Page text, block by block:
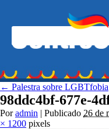
← Palestra sobre LGBTfobia
98ddc4bf-677e-
Por admin | Publicado 26 de
× 1200 pixels